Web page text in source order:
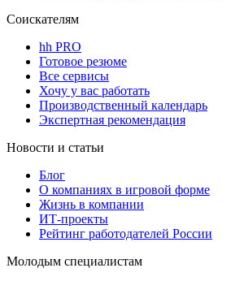
Соискателям
hh PRO
Готовое резюме
Все сервисы
Хочу у вас работать
Производственный календарь
Экспертная рекомендация
Новости и статьи
Блог
О компаниях в игровой форме
Жизнь в компании
ИТ-проекты
Рейтинг работодателей России
Молодым специалистам